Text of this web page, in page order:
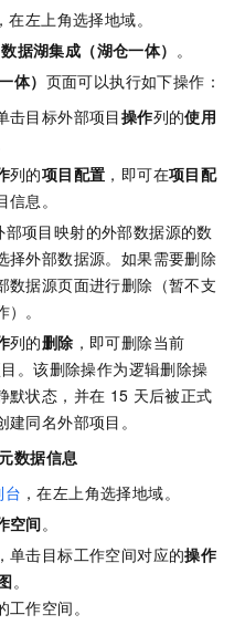
，在左上角选择地域。
数据湖集成（湖仓一体） 。
体） 页面可以执行如下操作：
击目标外部项目操作列的使用
列的项目配置 ，即可在项目配
息。
部项目映射的外部数据源的数
择外部数据源。如果需要删除
数据源页面进行删除（暂不支
。
列的删除 ，即可删除当前
。该删除操作为逻辑删除操
默状态，并在 15 天后被正式
同名外部项目。
数据信息
台 ，在左上角选择地域。
空间。
单击目标工作空间对应的操作
。
作空间。